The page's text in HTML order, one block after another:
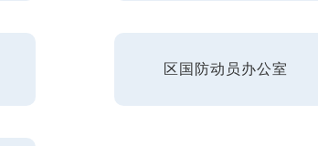
区国防动员办公室